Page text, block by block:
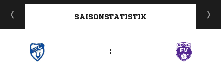
ANZEIGE
SAISONSTATISTIK
: